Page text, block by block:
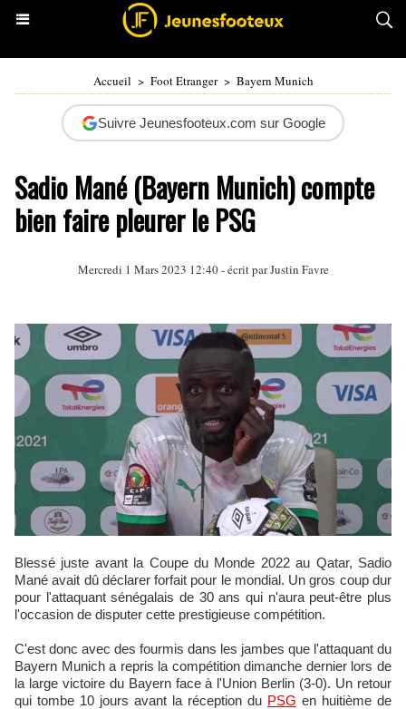
Accueil > Foot Etranger > Bayern Munich
Suivre Jeunesfooteux.com sur Google
Sadio Mané (Bayern Munich) compte
bien faire pleurer le PSG
Mercredi 1 Mars 2023 12:40 - écrit parJustin Favre
Blessé juste avant la Coupe du Monde 2022 au Qatar, Sadio
Mané avait dû déclarer forfait pour le mondial. Un gros coup dur
pour l'attaquant sénégalais de 30 ans qui n'aura peut-être plus
l'occasion de disputer cette prestigieuse compétition.
C'est donc avec des fourmis dans les jambes que l'attaquant du
Bayern Munich a repris la compétition dimanche dernier lors de
la large victoire du Bayern face à l'Union Berlin (3-0). Un retour
qui tombe 10 jours avant la réception du PSG en huitième de